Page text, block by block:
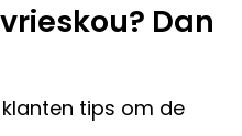
Dan
tips om de